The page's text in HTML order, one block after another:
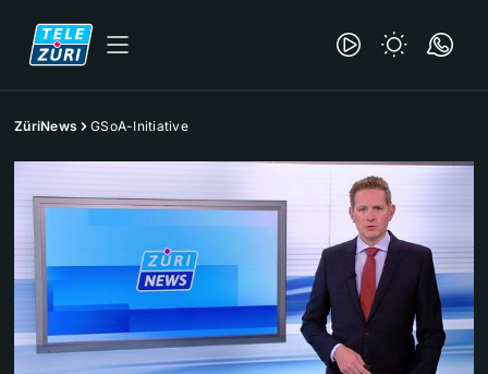
ZüriNews GSoA-Initiative